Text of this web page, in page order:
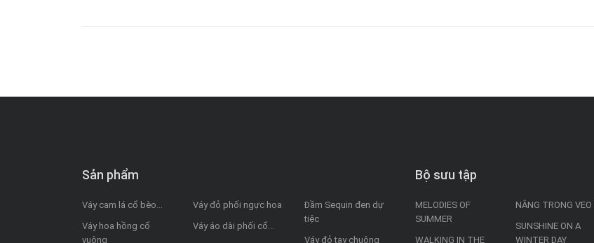
Sản phẩm
Váy cam lá cổ bèo...
Váy hoa hồng cổ
vuông
Váy đỏ phối ngực hoa
Váy áo dài phối cổ...
Đầm Sequin đen dự
tiệc
Váy đỏ tay chuông
Bộ sưu tập
MELODIES OF
SUMMER
WALKING IN THE
NẮNG TRONG VEO
SUNSHINE ON A
WINTER DAY